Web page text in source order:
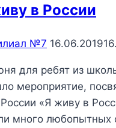
общения
в России
№7 16.06.2019
для ребят из
мероприятие,
«Я живу в
много любопытных